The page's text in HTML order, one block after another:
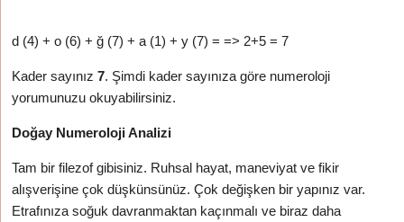
d (4) + o (6) + ğ (7) + a (1) + y (7) = => 2+5 = 7
Kader sayınız7. Şimdi kader sayınıza göre numeroloji
yorumunuzu okuyabilirsiniz.
Doğay Numeroloji Analizi
Tam bir filezof gibisiniz. Ruhsal hayat, maneviyat ve fikir
alışverişine çok düşkünsünüz. Çok değişken bir yapınız var.
Etrafınıza soğuk davranmaktan kaçınmalı ve biraz daha